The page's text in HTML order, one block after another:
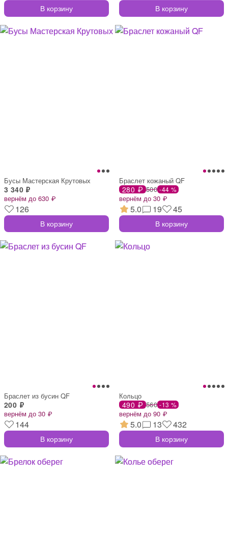
В корзину В корзину
Бусы Мастерская Крутовых
3 340 ₽
вернём до 630 ₽
126
В корзину
Браслет кожаный QF
280 ₽ 500 -44 %
вернём до 30 ₽
5.0 19 45
В корзину
Браслет из бусин QF
200 ₽
вернём до 30 ₽
144
В корзину
Кольцо
490 ₽ 560 -13 %
вернём до 90 ₽
5.0 13 432
В корзину